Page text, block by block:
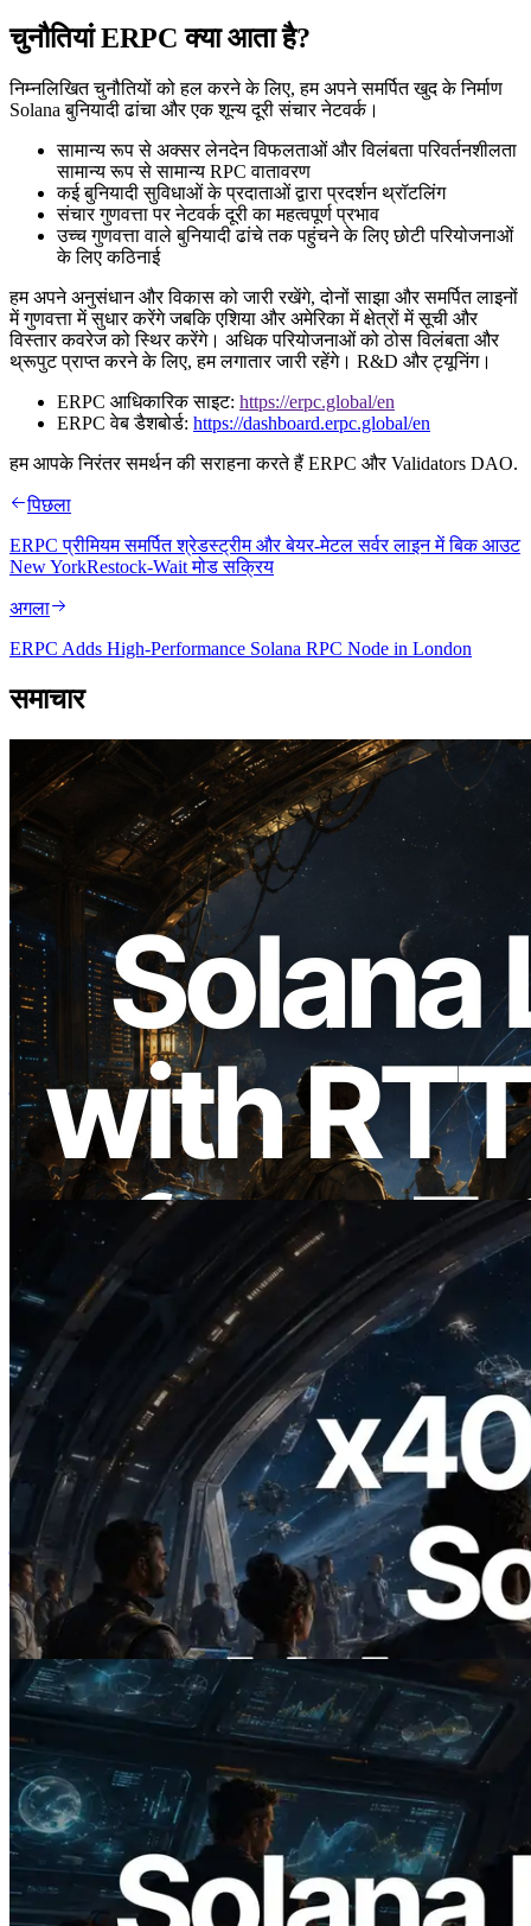
चुनौतियां ERPC क्या आता है?
निम्नलिखित चुनौतियों को हल करने के लिए, हम अपने समर्पित खुद के निर्माण
Solana बुनियादी ढांचा और एक शून्य दूरी संचार नेटवर्क।
सामान्य रूप से अक्सर लेनदेन विफलताओं और विलंबता परिवर्तनशीलता
सामान्य रूप से सामान्य RPC वातावरण
कई बुनियादी सुविधाओं के प्रदाताओं द्वारा प्रदर्शन थ्रॉटलिंग
संचार गुणवत्ता पर नेटवर्क दूरी का महत्वपूर्ण प्रभाव
उच्च गुणवत्ता वाले बुनियादी ढांचे तक पहुंचने के लिए छोटी परियोजनाओं
के लिए कठिनाई
हम अपने अनुसंधान और विकास को जारी रखेंगे, दोनों साझा और समर्पित लाइनों
में गुणवत्ता में सुधार करेंगे जबकि एशिया और अमेरिका में क्षेत्रों में सूची और
विस्तार कवरेज को स्थिर करेंगे। अधिक परियोजनाओं को ठोस विलंबता और
थ्रूपुट प्राप्त करने के लिए, हम लगातार जारी रहेंगे। R&D और ट्यूनिंग।
ERPC आधिकारिक साइट: https://erpc.global/en
ERPC वेब डैशबोर्ड: https://dashboard.erpc.global/en
हम आपके निरंतर समर्थन की सराहना करते हैं ERPC और Validators DAO.
पिछला
ERPC प्रीमियम समर्पित श्रेडस्ट्रीम और बेयर-मेटल सर्वर लाइन में बिक आउट
New YorkRestock-Wait मोड सक्रिय
अगला
ERPC Adds High-Performance Solana RPC Node in London
समाचार
2026.08.05
ERPC का Solana Leader Slot API अब 7
वैश्विक क्षेत्रों से ping मापता है — Validators
Information API भी लॉन्च
यह लेख पढ़ें
2026.07.04
ERPC ने x402 समर्थित Solana RPC लॉन्च
किया — AI एजेंट अब जरूरत के API के लिए ऑन-
डिमांड भुगतान कर सकते हैं
यह लेख पढ़ें